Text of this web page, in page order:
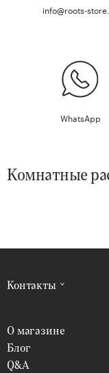
info@roots-
WhatsApp
Комнатные
Контакты
О магазине
Блог
Q&A